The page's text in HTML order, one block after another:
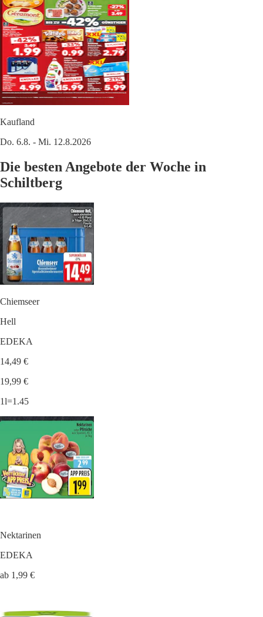
Kaufland
Do. 6.8. - Mi. 12.8.2026
Die besten Angebote der Woche in
Schiltberg
Chiemseer
Hell
EDEKA
14,49 €
19,99 €
1l=1.45
Nektarinen
EDEKA
ab 1,99 €